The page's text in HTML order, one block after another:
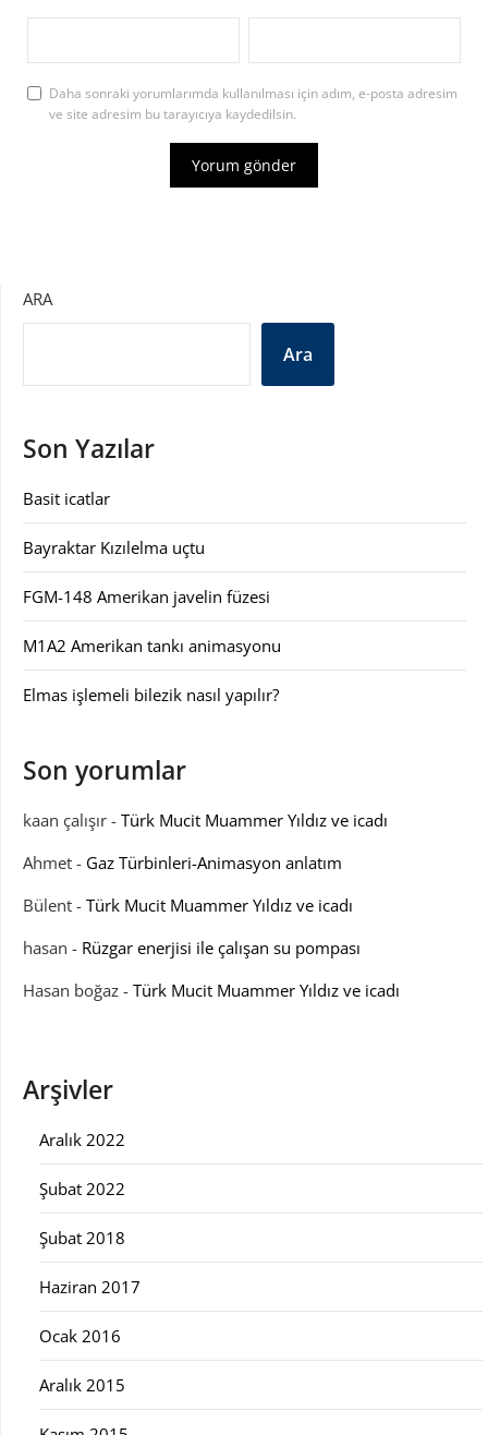
Daha sonraki yorumlarımda kullanılması için adım, e-posta adresim
ve site adresim bu tarayıcıya kaydedilsin.
ARA
Ara
Son Yazılar
Basit icatlar
Bayraktar Kızılelma uçtu
FGM-148 Amerikan javelin füzesi
M1A2 Amerikan tankı animasyonu
Elmas işlemeli bilezik nasıl yapılır?
Son yorumlar
kaan çalışır - Türk Mucit Muammer Yıldız ve icadı
Ahmet - Gaz Türbinleri-Animasyon anlatım
Bülent - Türk Mucit Muammer Yıldız ve icadı
hasan - Rüzgar enerjisi ile çalışan su pompası
Hasan boğaz - Türk Mucit Muammer Yıldız ve icadı
Arşivler
Aralık 2022
Şubat 2022
Şubat 2018
Haziran 2017
Ocak 2016
Aralık 2015